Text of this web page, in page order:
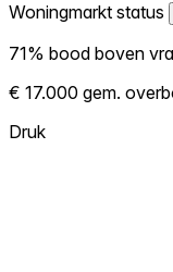
Woningmarkt status
Woningmarkt status
Laat zien hoe
Hoe meer woningen
verkopen, hoe heter.
71% bood boven
€ 17.000 gem.
Druk